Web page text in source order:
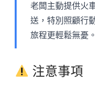
老闆主動提供火
送，特別照顧行
旅程更輕鬆無憂。
注意事項